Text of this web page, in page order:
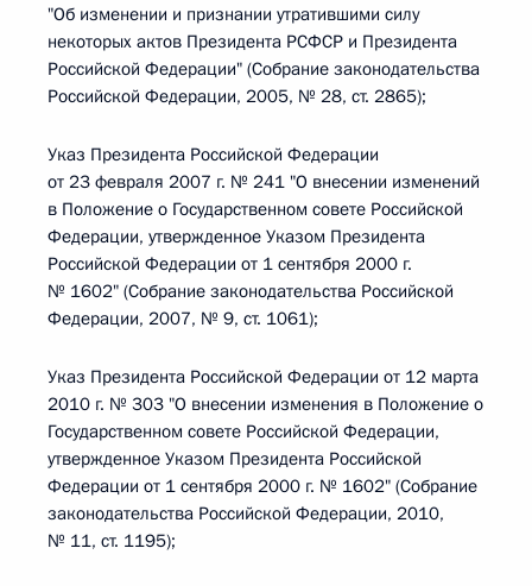
"Об изменении и признании утратившими силу
некоторых актов Президента РСФСР и Президента
Российской Федерации" (Собрание законодательства
Российской Федерации, 2005, № 28, ст. 2865);
Указ Президента Российской Федерации
от 23 февраля 2007 г. № 241 "О внесении изменений
в Положение о Государственном совете Российской
Федерации, утвержденное Указом Президента
Российской Федерации от 1 сентября 2000 г.
№ 1602" (Собрание законодательства Российской
Федерации, 2007, № 9, ст. 1061);
Указ Президента Российской Федерации от 12 марта
2010 г. № 303 "О внесении изменения в Положение о
Государственном совете Российской Федерации,
утвержденное Указом Президента Российской
Федерации от 1 сентября 2000 г. № 1602" (Собрание
законодательства Российской Федерации, 2010,
№ 11, ст. 1195);